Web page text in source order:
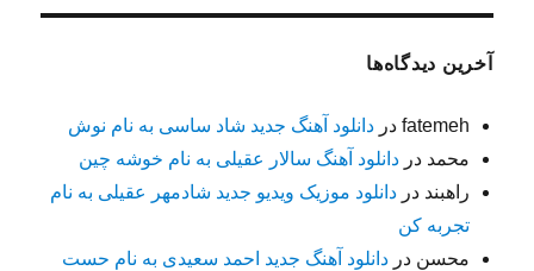
آخرین دیدگاه‌ها
fatemeh دردانلود آهنگ جدید شاد ساسی به نام نوش
محمد دردانلود آهنگ سالار عقیلی به نام خوشه چین
راهبند دردانلود موزیک ویدیو جدید شادمهر عقیلی به نام
تجربه کن
محسن دردانلود آهنگ جدید احمد سعیدی به نام حست